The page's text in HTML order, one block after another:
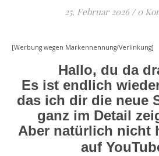
25. Februar 2026 / 0
[Werbung wegen Markennennung/Verlinkung]
Hallo, du da
Es ist endlich
das ich dir die neue
ganz im Detail
Aber natürlich nicht
auf